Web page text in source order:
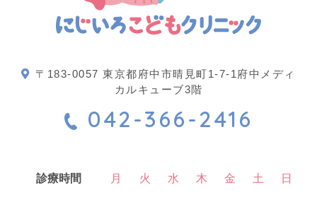
〒183-0057 東京都府中市晴見町1-7-1府中メディ
カルキューブ3階
042-366-2416
診療時間 月 火 水 木 金 土 日